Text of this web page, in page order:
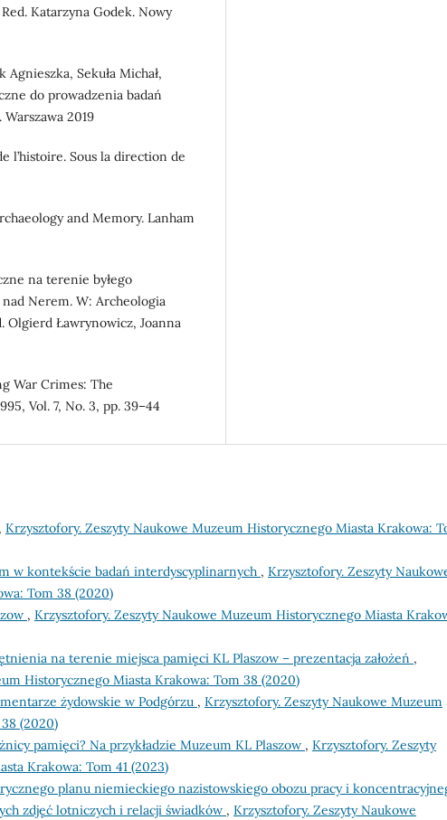
Katarzyna Godek. Nowy
Sekuła Michał,
do prowadzenia badań
2019
l’histoire. Sous la direction de
and Memory. Lanham
na terenie byłego
Nerem. W: Archeologia
Olgierd Ławrynowicz, Joanna
War Crimes: The
Vol. 7, No. 3, pp. 39–44
, Krzysztofory. Zeszyty Naukowe Muzeum Historycznego Miasta Krakowa:
w kontekście badań interdyscyplinarnych , Krzysztofory. Zeszyty
Tom 38 (2020)
, Krzysztofory. Zeszyty Naukowe Muzeum Historycznego Miasta
na terenie miejsca pamięci KL Plaszow – prezentacja założeń ,
Historycznego Miasta Krakowa: Tom 38 (2020)
żydowskie w Podgórzu , Krzysztofory. Zeszyty Naukowe Muzeum
(2020)
pamięci? Na przykładzie Muzeum KL Plaszow , Krzysztofory. Zeszyty
Krakowa: Tom 41 (2023)
planu niemieckiego nazistowskiego obozu pracy i
zdjęć lotniczych i relacji świadków , Krzysztofory. Zeszyty Naukowe